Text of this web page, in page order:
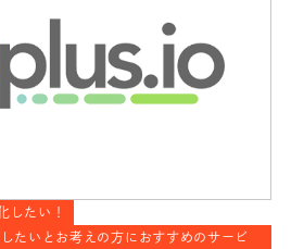
したい！
たいとお考えの方におすすめのサービ